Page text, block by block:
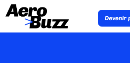
Devenir